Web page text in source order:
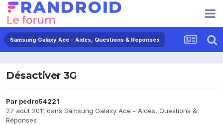
Samsung Galaxy Ace - Aides, Questions & Réponses
Désactiver 3G
Par pedro54221
27 août 2011 dans Samsung Galaxy Ace - Aides, Questions &
Réponses